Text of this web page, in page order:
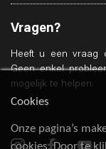
Vragen?
Heeft u een vraag
Geen enkel
mogelijk te helpen.
Cookies
Onze pagina’s
cookies. Door te